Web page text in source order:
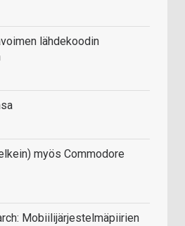
lähdekoodin
myös Commodore
Mobiilijärjestelmäpiirien